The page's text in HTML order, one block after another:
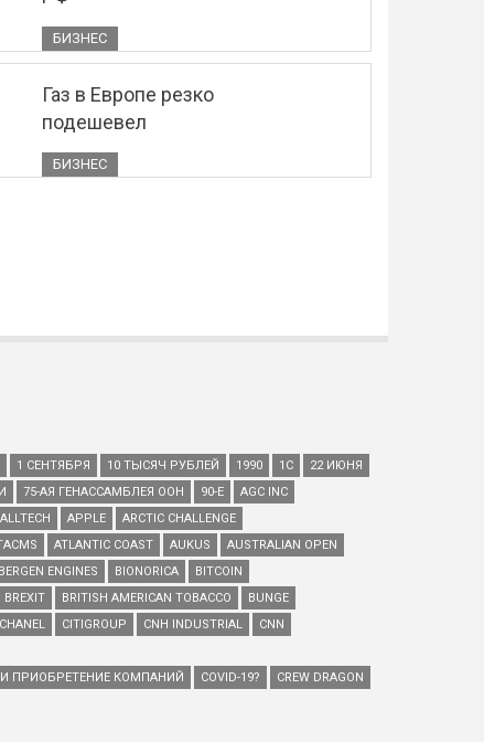
БИЗНЕС
Газ в Европе резко
подешевел
БИЗНЕС
1 СЕНТЯБРЯ 10 ТЫСЯЧ РУБЛЕЙ 1990 1С
22 ИЮНЯ
75-АЯ ГЕНАССАМБЛЕЯ ООН 90-Е
AGC INC
ALLTECH APPLE
ARCTIC CHALLENGE
ATLANTIC COAST AUKUS
AUSTRALIAN OPEN
BERGEN ENGINES BIONORICA
BITCOIN
BREXIT BRITISH AMERICAN TOBACCO
BUNGE
CHANEL CITIGROUP CNH INDUSTRIAL
CNN
И ПРИОБРЕТЕНИЕ КОМПАНИЙ
COVID-19?
CREW DRAGON